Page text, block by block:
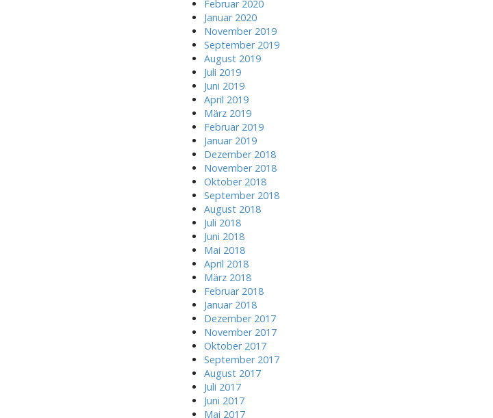
Februar 2020
Januar 2020
November 2019
September 2019
August 2019
Juli 2019
Juni 2019
April 2019
März 2019
Februar 2019
Januar 2019
Dezember 2018
November 2018
Oktober 2018
September 2018
August 2018
Juli 2018
Juni 2018
Mai 2018
April 2018
März 2018
Februar 2018
Januar 2018
Dezember 2017
November 2017
Oktober 2017
September 2017
August 2017
Juli 2017
Juni 2017
Mai 2017